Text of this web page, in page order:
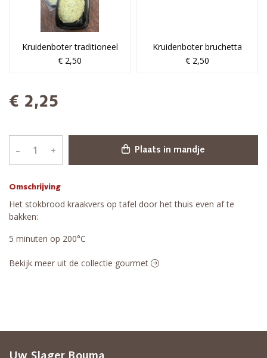
Omschrijving
Het stokbrood kraakvers op tafel door het thuis even af te
bakken:
5 minuten op 200°C
Kruidenboter traditioneel
€ 2,50
Kruidenboter bruchetta
€ 2,50
€ 2,25
– + Plaats in mandje
Bekijk meer uit de collectie gourmet